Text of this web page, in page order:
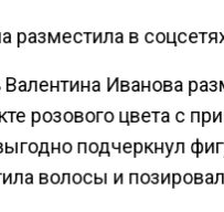
разместила в
Иванова
розового цвета с
подчеркнул
волосы и